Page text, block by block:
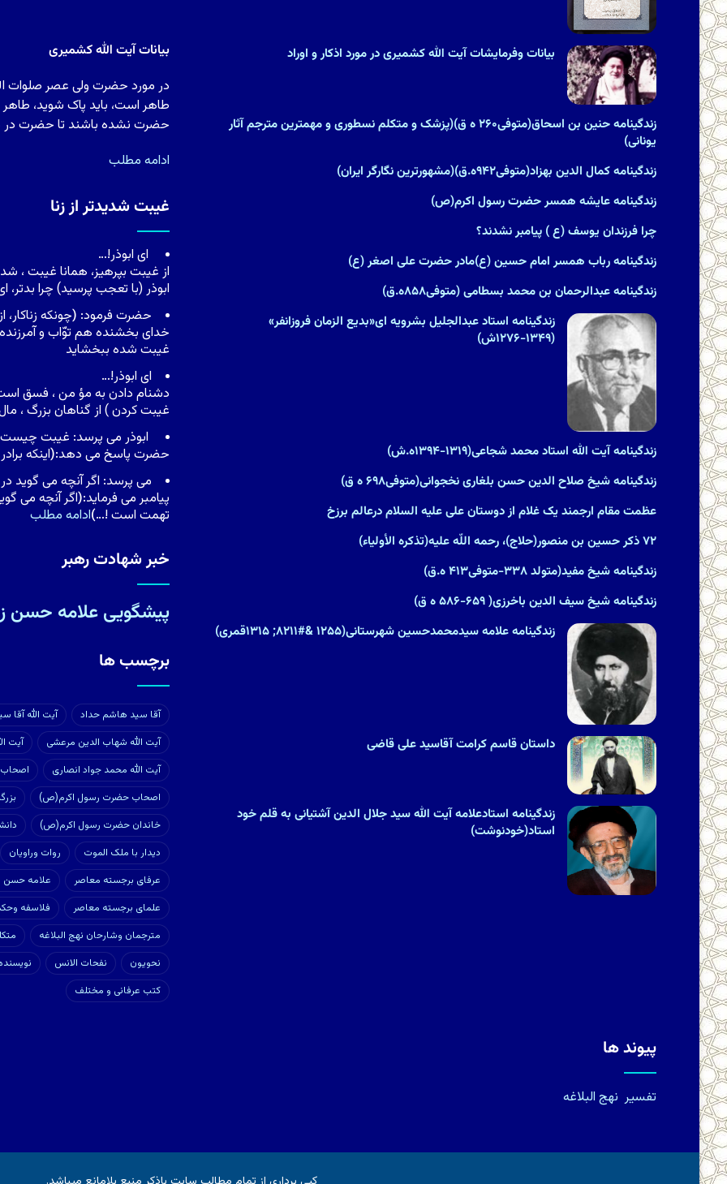
بیانات وفرمایشات آیت الله کشمیری در مورد اذکار و اوراد
زندگینامه حنین بن اسحاق(متوفی۲۶۰ ه ق)(پزشک و متکلم نسطورى و مهمترین مترجم آثار
یونانى)
زندگینامه کمال الدین بهزاد(متوفی۹۴۲ه.ق)(مشهورترین نگارگر ایران)
زندگینامه عایشه همسر حضرت رسول اکرم(ص)
چرا فرزندان یوسف (ع ) پیامبر نشدند؟
زندگینامه رباب همسر امام حسین (ع)مادر حضرت علی اصغر (ع)
زندگینامه عبدالرحمان بن محمد بسطامی (متوفی۸۵۸ه.ق)
زندگینامه استاد عبدالجلیل بشرویه ای«بدیع الزمان فروزانفر»
(۱۳۴۹-۱۲۷۶ش)
زندگینامه آیت الله استاد محمد شجاعی(۱۳۱۹-۱۳۹۴ه.ش)
زندگینامه شیخ صلاح الدین حسن بلغاری نخجوانی(متوفی۶۹۸ ه ق)
عظمت مقام ارجمند یک غلام از دوستان على علیه السلام درعالم برزخ
۷۲ ذکر حسین بن منصور(حلاج)، رحمه اللّه علیه‏(تذکره الأولیاء)
زندگینامه شیخ مفید(متولد ۳۳۸-متوفى‏۴۱۳ ه.ق)
زندگینامه شیخ سیف الدین باخرزی( ۶۵۹-۵۸۶ ه ق)
زندگینامه علامه سیدمحمدحسین شهرستانی(۱۲۵۵ &#۸۲۱۱; ۱۳۱۵قمری)
داستان قاسم کرامت آقاسید علی قاضی
زندگینامه استادعلامه آیت الله سید جلال الدین آشتیانی به قلم خود
استاد(خودنوشت)
بیانات آیت الله کشمیری
در مورد حضرت ولی عصر صلوات
طاهر است، باید پاک شوید، طاهر
حضرت نشده باشند تا حضرت در
ادامه مطلب
غیبت شدیدتر از زنا
اى ابوذر!…
از غیبت بپرهیز، همانا غیبت ،
ابوذر (با تعجب پرسید) چرا بدتر،
حضرت فرمود: (چونکه
خداى بخشنده هم توّاب و
غیبت شده ببخشاید
اى ابوذر!…
دشنام دادن به مؤ من ، فسق
غیبت کردن ) از گناهان بزرگ
ابوذر مى پرسد: غیبت چیست
حضرت پاسخ مى دهد:(اینکه
مى پرسد: اگر آنچه مى گوید
پیامبر مى فرماید:(اگر آنچه مى
تهمت است !…)ادامه مطلب
خبر شهادت رهبر
پیشگویی علامه حسن
برچسب ها
آقا سید هاشم حداد
آیت الله آقا
آیت الله شهاب الدین مرعشی
آیت
آیت الله محمد جواد انصاری
اصحاب حضرت رسول اکرم(ص)
خاندان حضرت رسول اکرم(ص)
دیدار با ملک الموت
روات وراویان
عرفای برجسته معاصر
علامه حسن
علمای برجسته معاصر
فلاسفه
مترجمان وشارحان نهج البلاغه
نحویون
نفحات الانس
کتب عرفانی و مختلف
پیوند ها
تفسیر نهج البلاغه